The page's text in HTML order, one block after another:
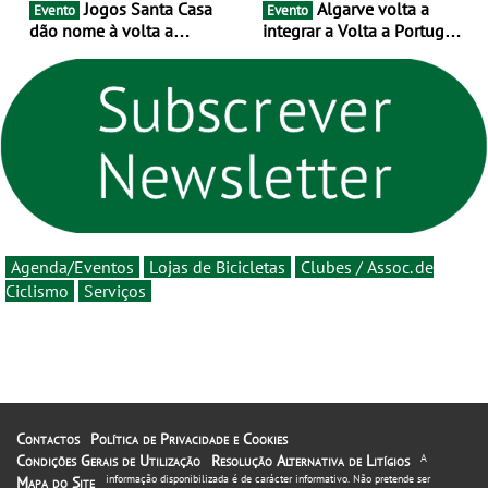
Evento Jogos Santa Casa
dão nome à volta a
um novo ciclo da prova
rumo ao centenário - Volta
a Portugal em Bicicleta
estará na estrada entre 5 e
16 de agosto
Evento
integrar a Volta a Portugal
Agenda/Eventos Lojas de Bicicletas
Clubes / Assoc. de
Ciclismo
Serviços
Contactos
Política de Privacidade e Cookies
Condições Gerais de Utilização
Resolução Alternativa de Litígios
Mapa do Site
A
informação disponibilizada é de carácter informativo. Não pretende ser